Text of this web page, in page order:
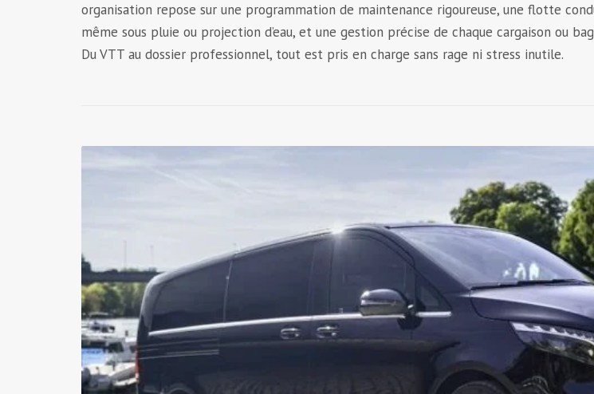
organisation repose sur une programmation de maintenance rigoureuse, une flotte
même sous pluie ou projection d’eau, et une gestion précise de chaque cargaison ou
Du VTT au dossier professionnel, tout est pris en charge sans rage ni stress inutile.